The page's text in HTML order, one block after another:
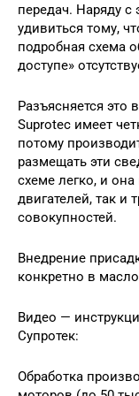
передач. Наряду
удивиться тому,
подробная схема
доступе»
Разъясняется это
Suprotec имеет
потому
размещать эти
схеме легко, и
двигателей, так и
совокупностей.
Внедрение
конкретно в
Видео —
Супротек:
Обработка